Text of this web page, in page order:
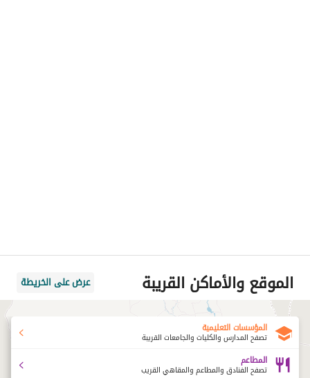
الموقع والأماكن القريبة عرض على الخريطة
المؤسسات التعليمية
تصفح المدارس والكليات والجامعات القريبة
المطاعم
تصفح الفنادق والمطاعم والمقاهي القريب